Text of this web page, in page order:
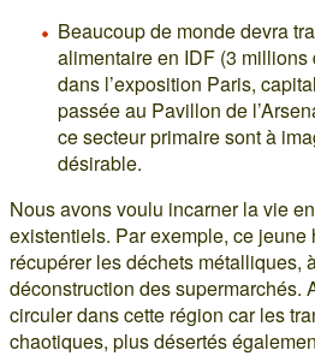
Beaucoup de monde devra
alimentaire en IDF (3
dans l’exposition Paris,
passée au Pavillon de
ce secteur primaire sont à
désirable.
Nous avons voulu incarner la vie
existentiels. Par exemple, ce
récupérer les déchets métalliques,
déconstruction des supermarchés.
circuler dans cette région car les
chaotiques, plus désertés